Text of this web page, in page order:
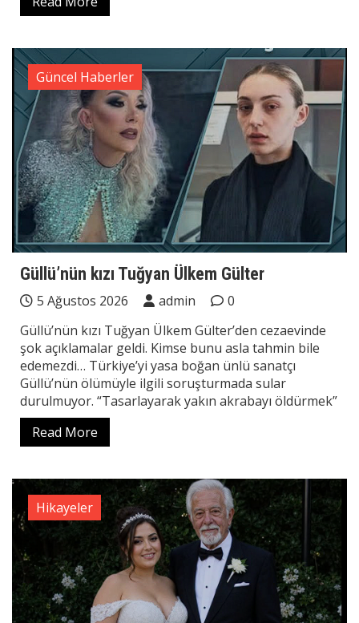
Güncel Haberler
Güllü’nün kızı Tuğyan Ülkem Gülter
5 Ağustos 2026 admin
0
Güllü’nün kızı Tuğyan Ülkem Gülter’den cezaevinde
şok açıklamalar geldi. Kimse bunu asla tahmin bile
edemezdi… Türkiye’yi yasa boğan ünlü sanatçı
Güllü’nün ölümüyle ilgili soruşturmada sular
durulmuyor. “Tasarlayarak yakın akrabayı öldürmek”
Read More
Hikayeler